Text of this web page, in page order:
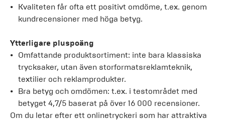
Kvaliteten får ofta ett positivt omdöme, t.ex. genom
kundrecensioner med höga betyg.
Ytterligare pluspoäng
Omfattande produktsortiment: inte bara klassiska
trycksaker, utan även storformatsreklamteknik,
textilier och reklamprodukter.
Bra betyg och omdömen: t.ex. i testområdet med
betyget 4,7/5 baserat på över 16 000 recensioner.
Om du letar efter ett onlinetryckeri som har attraktiva